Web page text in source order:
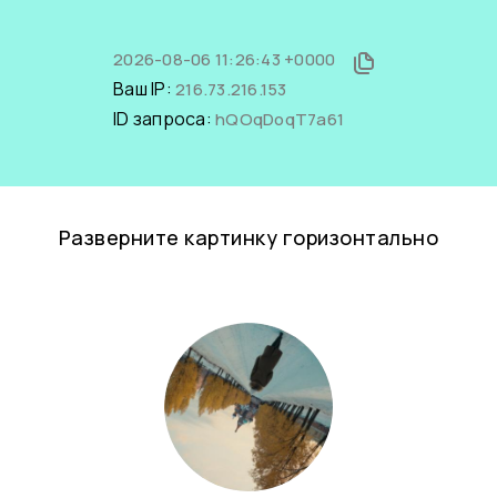
2026-08-06 11:26:43 +0000
Ваш IP: 216.73.216.153
ID запроса: hQOqDoqT7a61
Разверните картинку горизонтально